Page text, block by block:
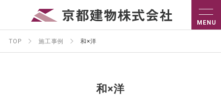
TOP 施工事例 和×洋
和×洋